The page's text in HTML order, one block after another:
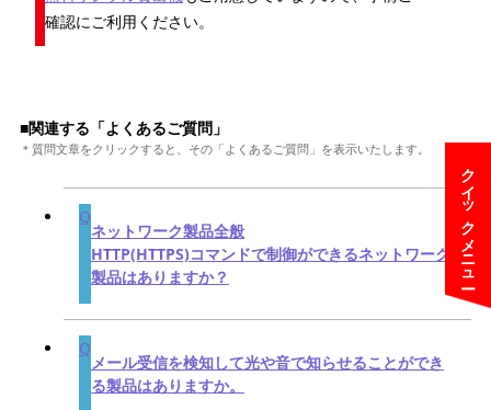
クイックメニュー
確認にご利用ください。
■関連する「よくあるご質問」
＊質問文章をクリックすると、その「よくあるご質問」を表示いたします。
ネットワーク製品全般
HTTP(HTTPS)コマンドで制御ができるネットワーク
製品はありますか？
メール受信を検知して光や音で知らせることができ
る製品はありますか。